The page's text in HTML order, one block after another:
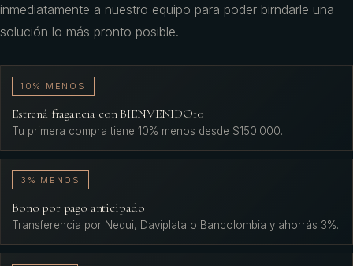
inmediatamente a nuestro equipo para poder birndarle una
solución lo más pronto posible.
10% MENOS
Estrená fragancia con BIENVENIDO10
Tu primera compra tiene 10% menos desde $150.000.
3% MENOS
Bono por pago anticipado
Transferencia por Nequi, Daviplata o Bancolombia y ahorrás 3%.